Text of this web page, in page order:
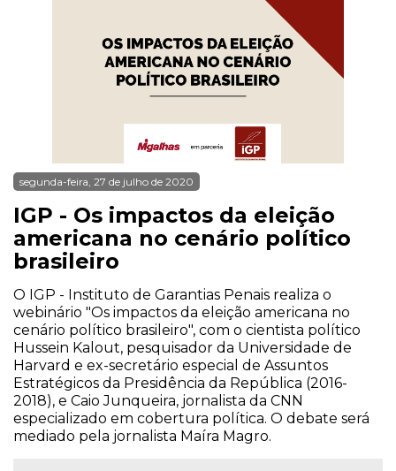
segunda-feira, 27 de julho de 2020
IGP - Os impactos da eleição
americana no cenário político
brasileiro
O IGP - Instituto de Garantias Penais realiza o
webinário "Os impactos da eleição americana no
cenário político brasileiro", com o cientista político
Hussein Kalout, pesquisador da Universidade de
Harvard e ex-secretário especial de Assuntos
Estratégicos da Presidência da República (2016-
2018), e Caio Junqueira, jornalista da CNN
especializado em cobertura política. O debate será
mediado pela jornalista Maíra Magro.